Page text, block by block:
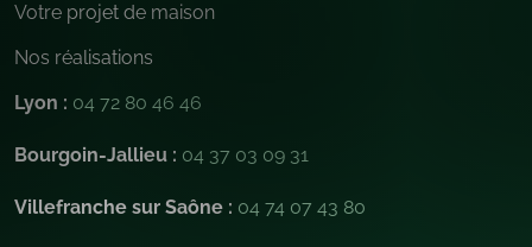
Votre projet de maison
Nos réalisations
Lyon : 04 72 80 46 46
Bourgoin-Jallieu : 04 37 03 09 31
Villefranche sur Saône : 04 74 07 43 80